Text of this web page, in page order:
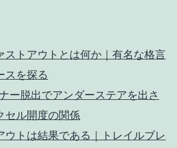
ストアウトとは何か｜有名な格言
スを探る
ー脱出でアンダーステアを出さ
セル開度の関係
ウトは結果である｜トレイルブレ